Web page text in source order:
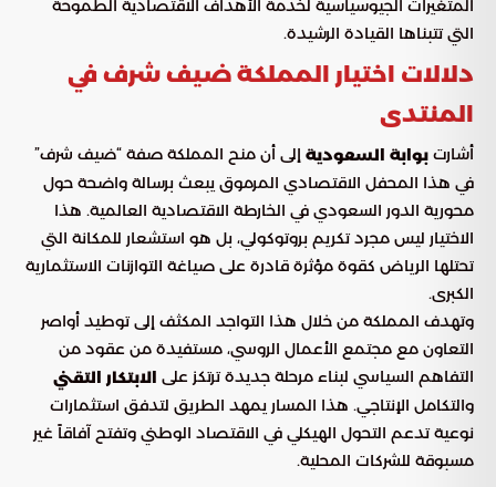
المتغيرات الجيوسياسية لخدمة الأهداف الاقتصادية الطموحة
التي تتبناها القيادة الرشيدة.
دلالات اختيار المملكة ضيف شرف في
المنتدى
أشارت بوابة السعودية إلى أن منح المملكة صفة “ضيف شرف”
في هذا المحفل الاقتصادي المرموق يبعث برسالة واضحة حول
محورية الدور السعودي في الخارطة الاقتصادية العالمية. هذا
الاختيار ليس مجرد تكريم بروتوكولي، بل هو استشعار للمكانة التي
تحتلها الرياض كقوة مؤثرة قادرة على صياغة التوازنات الاستثمارية
الكبرى.
وتهدف المملكة من خلال هذا التواجد المكثف إلى توطيد أواصر
التعاون مع مجتمع الأعمال الروسي، مستفيدة من عقود من
التفاهم السياسي لبناء مرحلة جديدة ترتكز على الابتكار التقني
والتكامل الإنتاجي. هذا المسار يمهد الطريق لتدفق استثمارات
نوعية تدعم التحول الهيكلي في الاقتصاد الوطني وتفتح آفاقاً غير
مسبوقة للشركات المحلية.